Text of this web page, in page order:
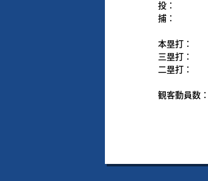
投：
捕：
本塁打：
三塁打：
二塁打：
観客動員数：